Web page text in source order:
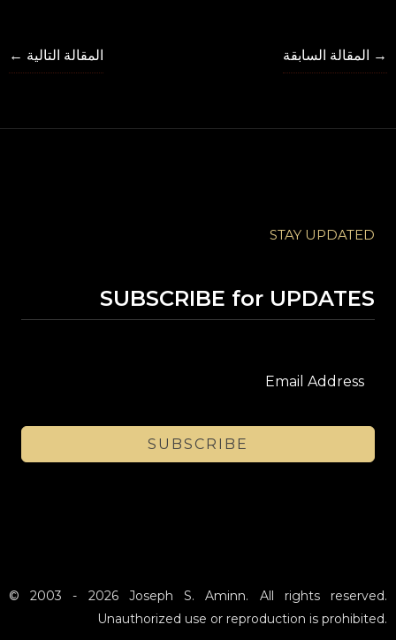
→ المقالة السابقة المقالة التالية ←
STAY UPDATED
SUBSCRIBE for UPDATES
SUBSCRIBE
© 2003 - 2026 Joseph S. Aminn. All rights reserved.
Unauthorized use or reproduction is prohibited.